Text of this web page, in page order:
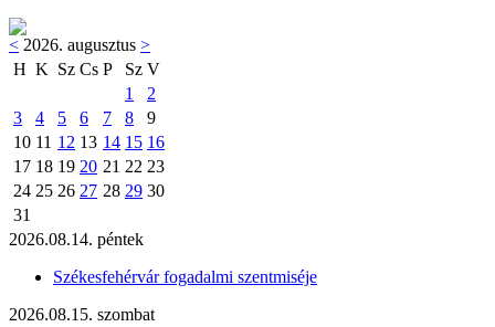
< 2026. augusztus >
H K Sz Cs P Sz V
1
2
3
4 5 6 7 8
9
10 11 12 13 14 15 16
17 18 19 20 21 22 23
24 25 26 27 28 29 30
31
2026.08.14. péntek
Székesfehérvár fogadalmi szentmiséje
2026.08.15. szombat